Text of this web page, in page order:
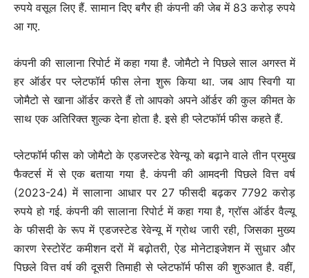
रुपये वसूल लिए हैं. सामान दिए बगैर ही कंपनी की जेब में 83 करोड़ रुपये
आ गए.
कंपनी की सालाना रिपोर्ट में कहा गया है. जोमैटो ने पिछले साल अगस्त में
हर ऑर्डर पर प्लेटफॉर्म फीस लेना शुरू किया था. जब आप स्विगी या
जोमैटो से खाना ऑर्डर करते हैं तो आपको अपने ऑर्डर की कुल कीमत के
साथ एक अतिरिक्त शुल्क देना होता है. इसे ही प्लेटफॉर्म फीस कहते हैं.
प्लेटफॉर्म फीस को जोमैटो के एडजस्टेड रेवेन्यू को बढ़ाने वाले तीन प्रमुख
फैक्टर्स में से एक बताया गया है. कंपनी की आमदनी पिछले वित्त वर्ष
(2023-24) में सालाना आधार पर 27 फीसदी बढ़कर 7792 करोड़
रुपये हो गई. कंपनी की सालाना रिपोर्ट में कहा गया है, ग्रॉस ऑर्डर वैल्यू
के फीसदी के रूप में एडजस्टेड रेवेन्यू में ग्रोथ जारी रही, जिसका मुख्य
कारण रेस्टोरेंट कमीशन दरों में बढ़ोतरी, ऐड मोनेटाइजेशन में सुधार और
पिछले वित्त वर्ष की दूसरी तिमाही से प्लेटफॉर्म फीस की शुरुआत है. वहीं,